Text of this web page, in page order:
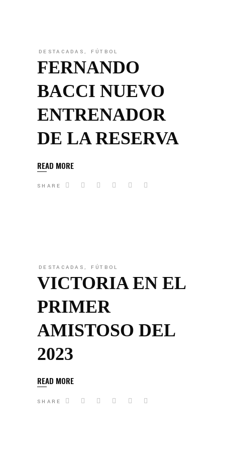
DESTACADAS, FÚTBOL
FERNANDO
BACCI NUEVO
ENTRENADOR
DE LA RESERVA
READ MORE
SHARE
DESTACADAS, FÚTBOL
VICTORIA EN EL
PRIMER
AMISTOSO DEL
2023
READ MORE
SHARE